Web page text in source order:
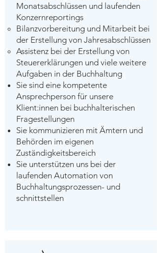
Monatsabschlüssen und laufenden
Konzernreportings
Bilanzvorbereitung und Mitarbeit bei
der Erstellung von Jahresabschlüssen
Assistenz bei der Erstellung von
Steuererklärungen und viele weitere
Aufgaben in der Buchhaltung
Sie sind eine kompetente
Ansprechperson für unsere
Klient:innen bei buchhalterischen
Fragestellungen
Sie kommunizieren mit Ämtern und
Behörden im eigenen
Zuständigkeitsbereich
Sie unterstützen uns bei der
laufenden Automation von
Buchhaltungsprozessen- und
schnittstellen